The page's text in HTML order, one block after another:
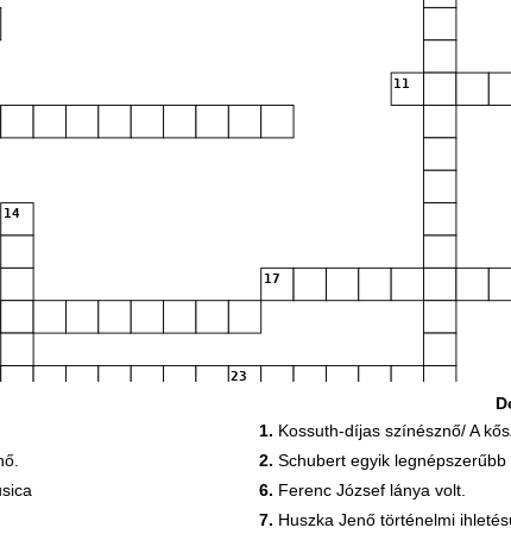
11
14
17
23
1. Kossuth-díjas színésznő/ A
2. Schubert egyik
6. Ferenc József lánya volt.
7. Huszka Jenő történelmi